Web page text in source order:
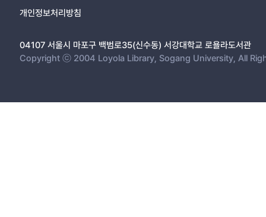
개인정보처리방침
04107 서울시 마포구 백범로35(신수동) 서강대학교 로욜라도서관
Copyright ⓒ 2004 Loyola Library, Sogang University, All